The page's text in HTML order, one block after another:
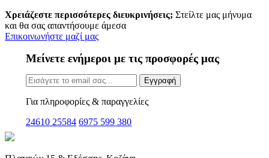
Χρειάζεστε περισσότερες διευκρινήσεις; Στείλτε μας μήνυμα
και θα σας απαντήσουμε άμεσα
Επικοινωνήστε μαζί μας
Μείνετε ενήμεροι με τις προσφορές μας
Εγγραφή
Για πληροφορίες & παραγγελίες
24610 25584 6975 599 380